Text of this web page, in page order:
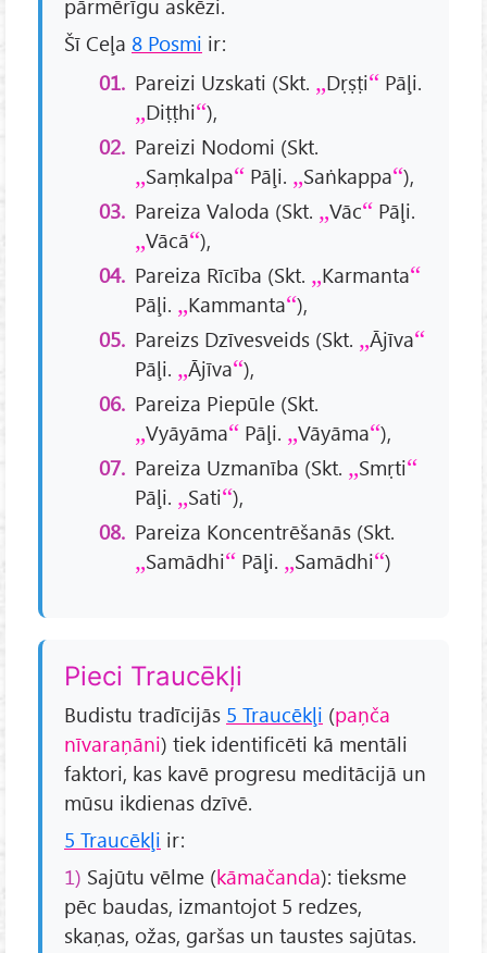
pārmērīgu askēzi.
Šī Ceļa 8 Posmi ir:
Pareizi Uzskati (Skt.
Dṛṣṭi
Pāļi.
Diṭṭhi ),
Pareizi Nodomi (Skt.
Saṃkalpa
Pāļi. Saṅkappa ),
Pareiza Valoda (Skt.
Vāc
Pāļi.
Vācā ),
Pareiza Rīcība (Skt.
Karmanta
Pāļi.
Kammanta ),
Pareizs Dzīvesveids (Skt.
Ājīva
Pāļi.
Ājīva ),
Pareiza Piepūle (Skt.
Vyāyāma
Pāļi. Vāyāma ),
Pareiza Uzmanība (Skt.
Smṛti
Pāļi.
Sati ),
Pareiza Koncentrēšanās (Skt.
Samādhi
Pāļi. Samādhi )
Pieci Traucēkļi
Budistu tradīcijās 5 Traucēkļi (paņča
nīvaraņāni) tiek identificēti kā mentāli
faktori, kas kavē progresu meditācijā un
mūsu ikdienas dzīvē.
5 Traucēkļi ir:
1) Sajūtu vēlme (kāmačanda): tieksme
pēc baudas, izmantojot 5 redzes,
skaņas, ožas, garšas un taustes sajūtas.